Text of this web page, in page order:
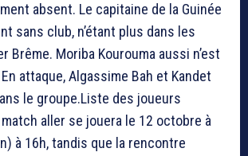
absent. Le capitaine de la Guinée
sans club, n’étant plus dans les
Brême. Moriba Kourouma aussi n’est
attaque, Algassime Bah et Kandet
le groupe.Liste des joueurs
aller se jouera le 12 octobre à
à 16h, tandis que la rencontre